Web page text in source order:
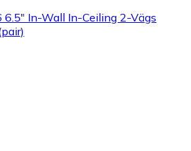
6.5" In-Wall In-Ceiling 2-Vägs